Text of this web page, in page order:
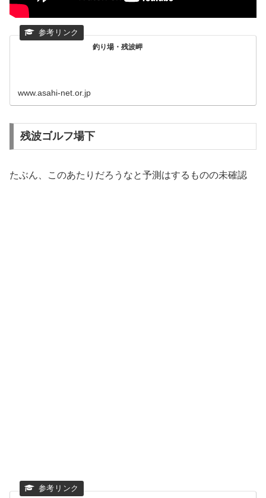
釣り場・残波岬
www.asahi-net.or.jp
残波ゴルフ場下
たぶん、このあたりだろうなと予測はするものの未確認